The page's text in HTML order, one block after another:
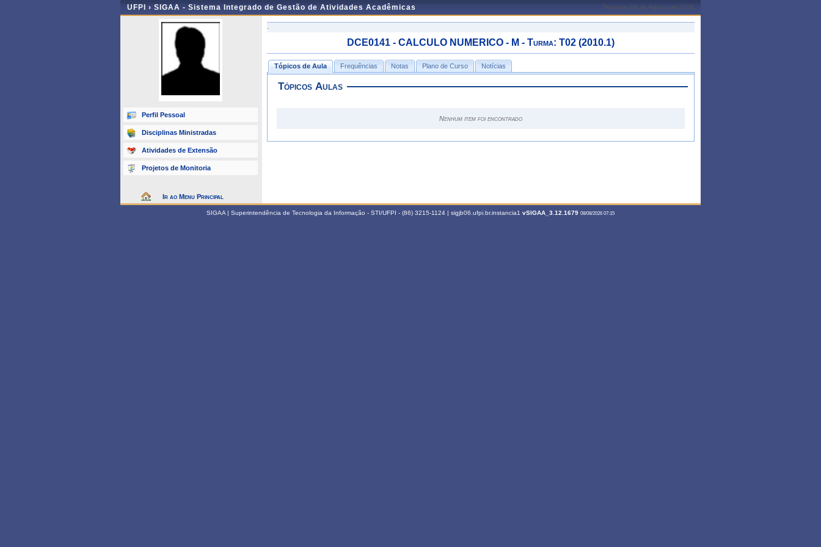
UFPI › SIGAA - Sistema Integrado de Gestão de Atividades Acadêmicas Teresina, 08 de Agosto de 2026
Perfil Pessoal
Disciplinas Ministradas
Atividades de Extensão
Projetos de Monitoria
Ir ao Menu Principal
-
DCE0141 - CALCULO NUMERICO - M - Turma: T02 (2010.1)
Tópicos de Aula Frequências Notas Plano de Curso Notícias
Tópicos Aulas
Nenhum item foi encontrado
SIGAA | Superintendência de Tecnologia da Informação - STI/UFPI - (86) 3215-1124 | sigjb06.ufpi.br.instancia1 vSIGAA_3.12.1679 08/08/2026 07:15